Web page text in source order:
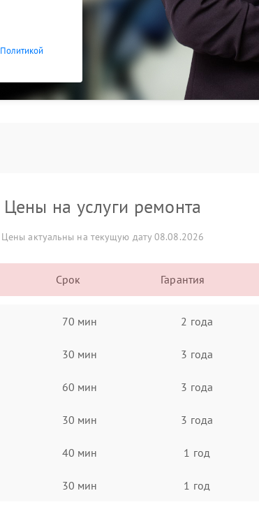
Политикой
Цены на услуги ремонта
Цены актуальны на текущую дату 08.08.2026
Срок Гарантия
70 мин 2 года
30 мин 3 года
60 мин 3 года
30 мин 3 года
40 мин 1 год
30 мин 1 год